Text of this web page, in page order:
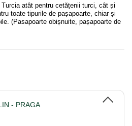
atât pentru cetățenii turci, cât și
toate tipurile de pașapoarte, chiar și
(Pasapoarte obișnuite, pașapoarte de
- PRAGA